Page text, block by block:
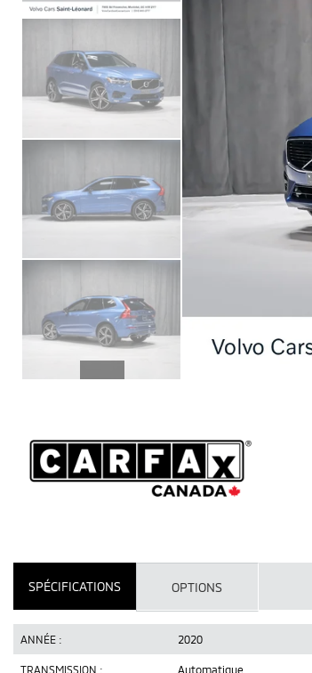
SPÉCIFICATIONS OPTIONS
ANNÉE : 2020
TRANSMISSION : Automatique